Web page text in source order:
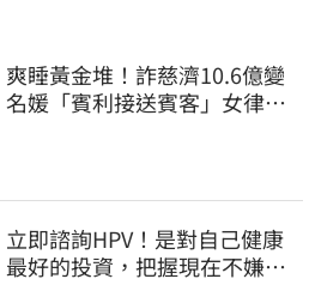
爽睡黃金堆！詐慈濟10.6億變
名媛「賓利接送賓客」女律師
立即諮詢HPV！是對自己健康
最好的投資，把握現在不嫌